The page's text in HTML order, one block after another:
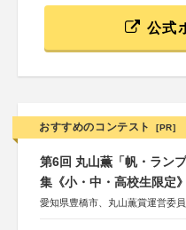
公式
おすすめのコンテスト [PR]
第6回 丸山薫「帆・ラン
集《小・中・高校生限定》
愛知県豊橋市、丸山薫賞運営委